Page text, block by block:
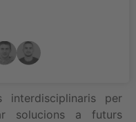
interdisciplinaris per
solucions a futurs